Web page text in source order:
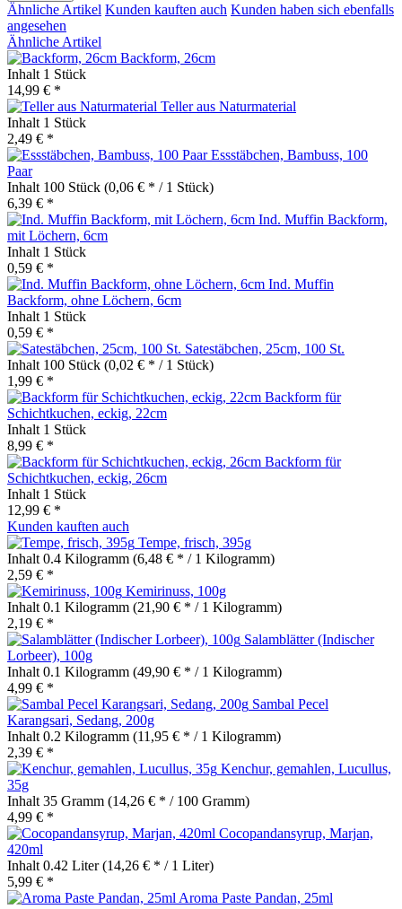
Ähnliche Artikel Kunden kauften auch Kunden haben sich ebenfalls
angesehen
Ähnliche Artikel
Backform, 26cm
Inhalt 1 Stück
14,99 € *
Teller aus Naturmaterial
Inhalt 1 Stück
2,49 € *
Essstäbchen, Bambuss, 100
Paar
Inhalt 100 Stück (0,06 € * / 1 Stück)
6,39 € *
Ind. Muffin Backform,
mit Löchern, 6cm
Inhalt 1 Stück
0,59 € *
Ind. Muffin
Backform, ohne Löchern, 6cm
Inhalt 1 Stück
0,59 € *
Satestäbchen, 25cm, 100 St.
Inhalt 100 Stück (0,02 € * / 1 Stück)
1,99 € *
Backform für
Schichtkuchen, eckig, 22cm
Inhalt 1 Stück
8,99 € *
Backform für
Schichtkuchen, eckig, 26cm
Inhalt 1 Stück
12,99 € *
Kunden kauften auch
Tempe, frisch, 395g
Inhalt 0.4 Kilogramm (6,48 € * / 1 Kilogramm)
2,59 € *
Kemirinuss, 100g
Inhalt 0.1 Kilogramm (21,90 € * / 1 Kilogramm)
2,19 € *
Salamblätter (Indischer
Lorbeer), 100g
Inhalt 0.1 Kilogramm (49,90 € * / 1 Kilogramm)
4,99 € *
Sambal Pecel
Karangsari, Sedang, 200g
Inhalt 0.2 Kilogramm (11,95 € * / 1 Kilogramm)
2,39 € *
Kenchur, gemahlen, Lucullus,
35g
Inhalt 35 Gramm (14,26 € * / 100 Gramm)
4,99 € *
Cocopandansyrup, Marjan,
420ml
Inhalt 0.42 Liter(14,26 € * / 1 Liter)
5,99 € *
Aroma Paste Pandan, 25ml